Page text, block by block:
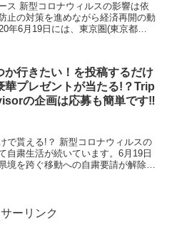
ス 新型コロナウィルスの影響は依
止の対策を進めながら経済再開の動
年6月19日には、東京圏(東京都、
か行きたい！を投稿するだけ
華プレゼントが当たる!？Trip
の企画は応募も簡単です‼
で貰える!？ 新型コロナウィルスの
自粛生活が続いています。6月19日
境を跨ぐ移動への自粛要請が解除さ
ーリンク